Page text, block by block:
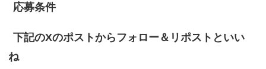
応募条件
下記のXのポストからフォロー＆リポストといい
ね